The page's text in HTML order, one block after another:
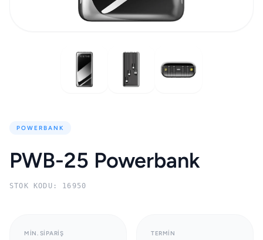
POWERBANK
PWB-25 Powerbank
STOK KODU: 16950
MIN. SIPARIŞ TERMIN